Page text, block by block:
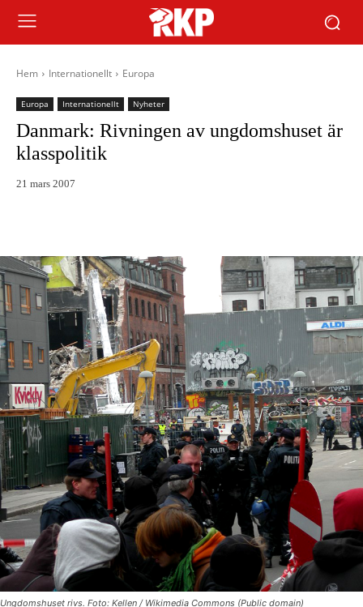
Hem Internationellt Europa
Europa Internationellt Nyheter
Danmark: Rivningen av ungdomshuset är
klasspolitik
21 mars 2007
Ungdomshuset rivs. Foto: Kellen / Wikimedia Commons (Public domain)